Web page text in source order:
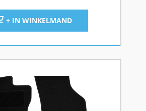
+ IN WINKELMAND